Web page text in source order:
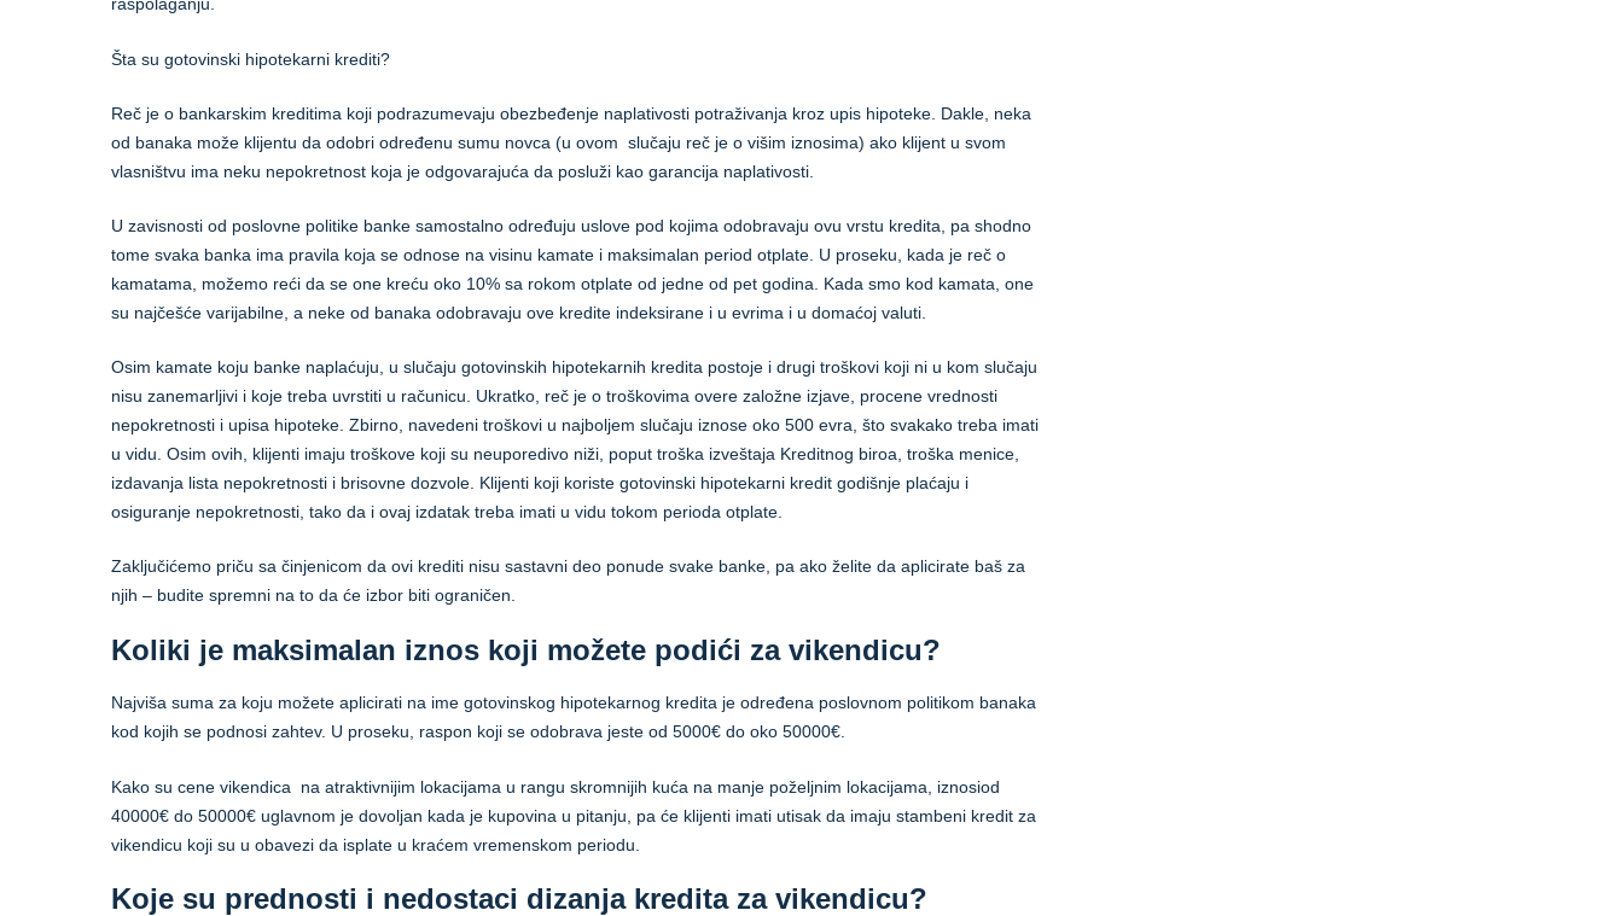
raspolaganju.
Šta su gotovinski hipotekarni krediti?
Reč je o bankarskim kreditima koji podrazumevaju obezbeđenje naplativosti potraživanja kroz upis hipoteke. Dakle, neka
od banaka može klijentu da odobri određenu sumu novca (u ovom slučaju reč je o višim iznosima) ako klijent u svom
vlasništvu ima neku nepokretnost koja je odgovarajuća da posluži kao garancija naplativosti.
U zavisnosti od poslovne politike banke samostalno određuju uslove pod kojima odobravaju ovu vrstu kredita, pa shodno
tome svaka banka ima pravila koja se odnose na visinu kamate i maksimalan period otplate. U proseku, kada je reč o
kamatama, možemo reći da se one kreću oko 10% sa rokom otplate od jedne od pet godina. Kada smo kod kamata, one
su najčešće varijabilne, a neke od banaka odobravaju ove kredite indeksirane i u evrima i u domaćoj valuti.
Osim kamate koju banke naplaćuju, u slučaju gotovinskih hipotekarnih kredita postoje i drugi troškovi koji ni u kom slučaju
nisu zanemarljivi i koje treba uvrstiti u računicu. Ukratko, reč je o troškovima overe založne izjave, procene vrednosti
nepokretnosti i upisa hipoteke. Zbirno, navedeni troškovi u najboljem slučaju iznose oko 500 evra, što svakako treba imati
u vidu. Osim ovih, klijenti imaju troškove koji su neuporedivo niži, poput troška izveštaja Kreditnog biroa, troška menice,
izdavanja lista nepokretnosti i brisovne dozvole. Klijenti koji koriste gotovinski hipotekarni kredit godišnje plaćaju i
osiguranje nepokretnosti, tako da i ovaj izdatak treba imati u vidu tokom perioda otplate.
Zaključićemo priču sa činjenicom da ovi krediti nisu sastavni deo ponude svake banke, pa ako želite da aplicirate baš za
njih – budite spremni na to da će izbor biti ograničen.
Koliki je maksimalan iznos koji možete podići za vikendicu?
Najviša suma za koju možete aplicirati na ime gotovinskog hipotekarnog kredita je određena poslovnom politikom banaka
kod kojih se podnosi zahtev. U proseku, raspon koji se odobrava jeste od 5000€ do oko 50000€.
Kako su cene vikendica na atraktivnijim lokacijama u rangu skromnijih kuća na manje poželjnim lokacijama, iznosiod
40000€ do 50000€ uglavnom je dovoljan kada je kupovina u pitanju, pa će klijenti imati utisak da imaju stambeni kredit za
vikendicu koji su u obavezi da isplate u kraćem vremenskom periodu.
Koje su prednosti i nedostaci dizanja kredita za vikendicu?